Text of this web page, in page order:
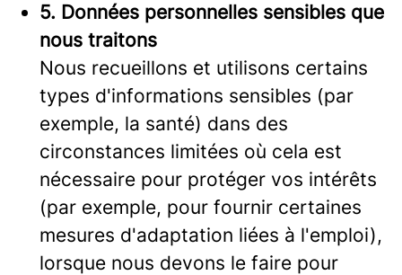
5. Données personnelles sensibles que
nous traitons
Nous recueillons et utilisons certains
types d'informations sensibles (par
exemple, la santé) dans des
circonstances limitées où cela est
nécessaire pour protéger vos intérêts
(par exemple, pour fournir certaines
mesures d'adaptation liées à l'emploi),
lorsque nous devons le faire pour